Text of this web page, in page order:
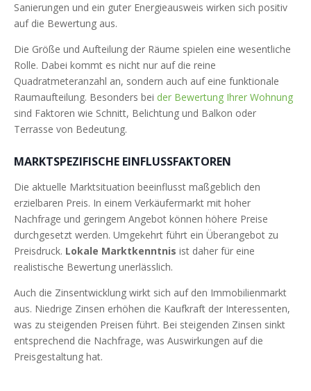
Sanierungen und ein guter Energieausweis wirken sich positiv
auf die Bewertung aus.
Die Größe und Aufteilung der Räume spielen eine wesentliche
Rolle. Dabei kommt es nicht nur auf die reine
Quadratmeteranzahl an, sondern auch auf eine funktionale
Raumaufteilung. Besonders bei der Bewertung Ihrer Wohnung
sind Faktoren wie Schnitt, Belichtung und Balkon oder
Terrasse von Bedeutung.
MARKTSPEZIFISCHE EINFLUSSFAKTOREN
Die aktuelle Marktsituation beeinflusst maßgeblich den
erzielbaren Preis. In einem Verkäufermarkt mit hoher
Nachfrage und geringem Angebot können höhere Preise
durchgesetzt werden. Umgekehrt führt ein Überangebot zu
Preisdruck. Lokale Marktkenntnis ist daher für eine
realistische Bewertung unerlässlich.
Auch die Zinsentwicklung wirkt sich auf den Immobilienmarkt
aus. Niedrige Zinsen erhöhen die Kaufkraft der Interessenten,
was zu steigenden Preisen führt. Bei steigenden Zinsen sinkt
entsprechend die Nachfrage, was Auswirkungen auf die
Preisgestaltung hat.